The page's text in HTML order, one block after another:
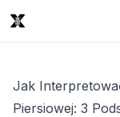
Jak
Piersiowej: 3